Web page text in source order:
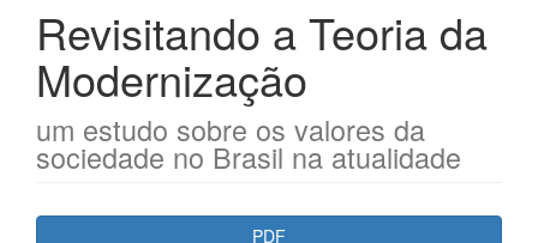
Revisitando a Teoria da
Modernização
um estudo sobre os valores da
sociedade no Brasil na atualidade
PDF